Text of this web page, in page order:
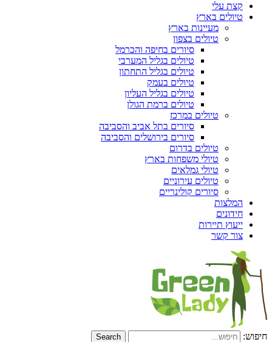
קצת עלי
טיולים בארץ
מעיינות בארץ
טיולים בצפון
סיורים בחיפה והכרמל
טיולים בגליל המערבי
טיולים בגליל התחתון
טיולים בעמק
טיולים בגליל העליון
טיולים ברמת הגולן
טיולים במרכז
סיורים בתל אביב והסביבה
סיורים בירושלים והסביבה
טיולים בדרום
טיולי משפחות בארץ
טיולי גמלאים
טיולים עירוניים
סיורים קולינריים
המלצות
חידונים
ייעוץ תיירות
צור קשר
חיפוש: